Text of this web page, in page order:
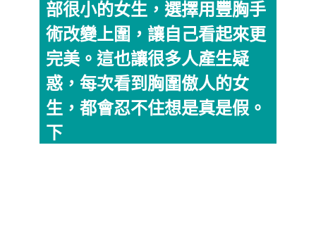
部很小的女生，選擇用豐胸手
術改變上圍，讓自己看起來更
完美。這也讓很多人產生疑
惑，每次看到胸圍傲人的女
生，都會忍不住想是真是假。
下